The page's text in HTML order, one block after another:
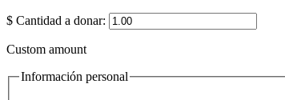
$ Cantidad a donar:
Custom amount
Información personal